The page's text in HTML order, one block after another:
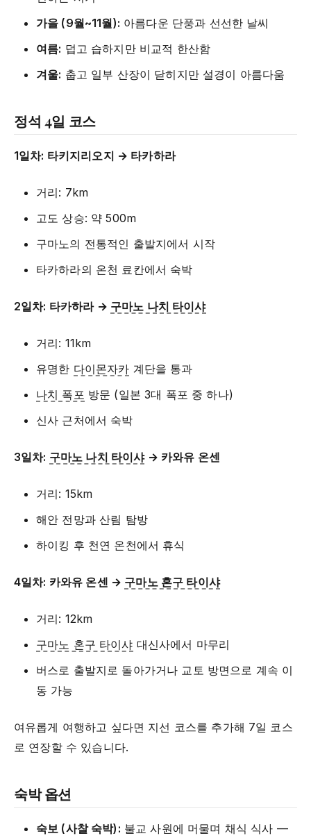
가을 (9월~11월): 아름다운 단풍과 선선한 날씨
여름: 덥고 습하지만 비교적 한산함
겨울: 춥고 일부 산장이 닫히지만 설경이 아름다움
정석 4일 코스
1일차: 타키지리오지 → 타카하라
거리: 7km
고도 상승: 약 500m
구마노의 전통적인 출발지에서 시작
타카하라의 온천 료칸에서 숙박
2일차: 타카하라 → 구마노 나치 타이샤
거리: 11km
유명한 다이몬자카 계단을 통과
나치 폭포 방문 (일본 3대 폭포 중 하나)
신사 근처에서 숙박
3일차: 구마노 나치 타이샤→ 카와유 온센
거리: 15km
해안 전망과 산림 탐방
하이킹 후 천연 온천에서 휴식
4일차: 카와유 온센 → 구마노 혼구 타이샤
거리: 12km
구마노 혼구 타이샤 대신사에서 마무리
버스로 출발지로 돌아가거나 교토 방면으로 계속 이
동 가능
여유롭게 여행하고 싶다면 지선 코스를 추가해 7일 코스
로 연장할 수 있습니다.
숙박 옵션
숙보 (사찰 숙박): 불교 사원에 머물며 채식 식사 —